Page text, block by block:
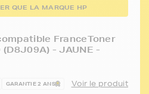
QUE LA MARQUE HP
FranceToner
- JAUNE -
GARANTIE 2 ANS Voir le produit